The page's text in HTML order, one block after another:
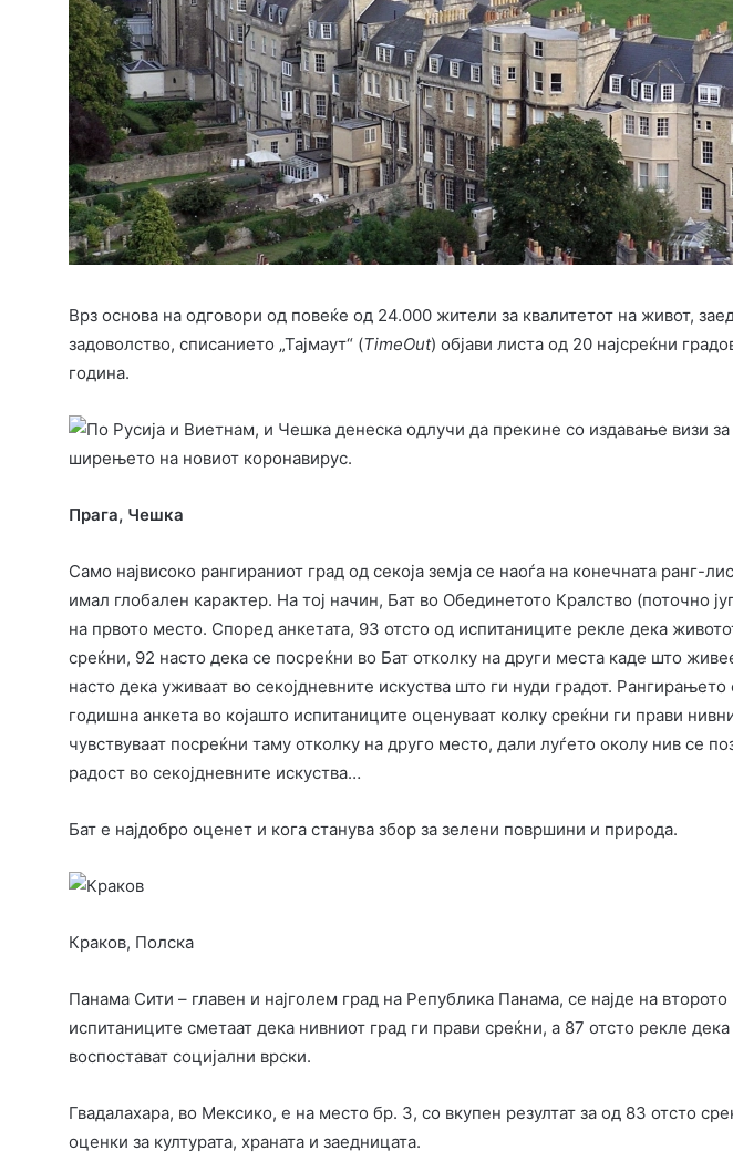
Врз основа на одговори од повеќе од 24.000 жители за квалитетот на живот,
задоволство, списанието „Тајмаут“ (TimeOut) објави листа од 20 најсреќни
година.
Прага, Чешка
Само највисоко рангираниот град од секоја земја се наоѓа на конечната ранг-
имал глобален карактер. На тој начин, Бат во Обединетото Кралство (поточно
на првото место. Според анкетата, 93 отсто од испитаниците рекле дека
среќни, 92 насто дека се посреќни во Бат отколку на други места каде што
насто дека уживаат во секојдневните искуства што ги нуди градот.
годишна анкета во којашто испитаниците оценуваат колку среќни ги прави
чувствуваат посреќни таму отколку на друго место, дали луѓето околу нив се
радост во секојдневните искуства…
Бат е најдобро оценет и кога станува збор за зелени површини и природа.
Краков, Полска
Панама Сити – главен и најголем град на Република Панама, се најде на
испитаниците сметаат дека нивниот град ги прави среќни, а 87 отсто рекле
воспостават социјални врски.
Гвадалахара, во Мексико, е на место бр. 3, со вкупен резултат за од 83 отсто
оценки за културата, храната и заедницата.